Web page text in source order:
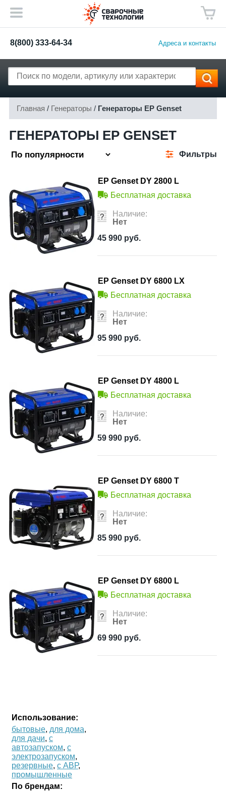
8(800) 333-64-34 Адреса и контакты
Главная / Генераторы / Генераторы EP Genset
ГЕНЕРАТОРЫ EP GENSET
Фильтры
EP Genset DY 2800 L
Бесплатная доставка
Наличие:
Нет
45 990 руб.
EP Genset DY 6800 LX
Бесплатная доставка
Наличие:
Нет
95 990 руб.
EP Genset DY 4800 L
Бесплатная доставка
Наличие:
Нет
59 990 руб.
EP Genset DY 6800 Т
Бесплатная доставка
Наличие:
Нет
85 990 руб.
EP Genset DY 6800 L
Бесплатная доставка
Наличие:
Нет
69 990 руб.
Использование:
бытовые, для дома,
для дачи, с
автозапуском, с
электрозапуском,
резервные, с АВР,
промышленные
По брендам: